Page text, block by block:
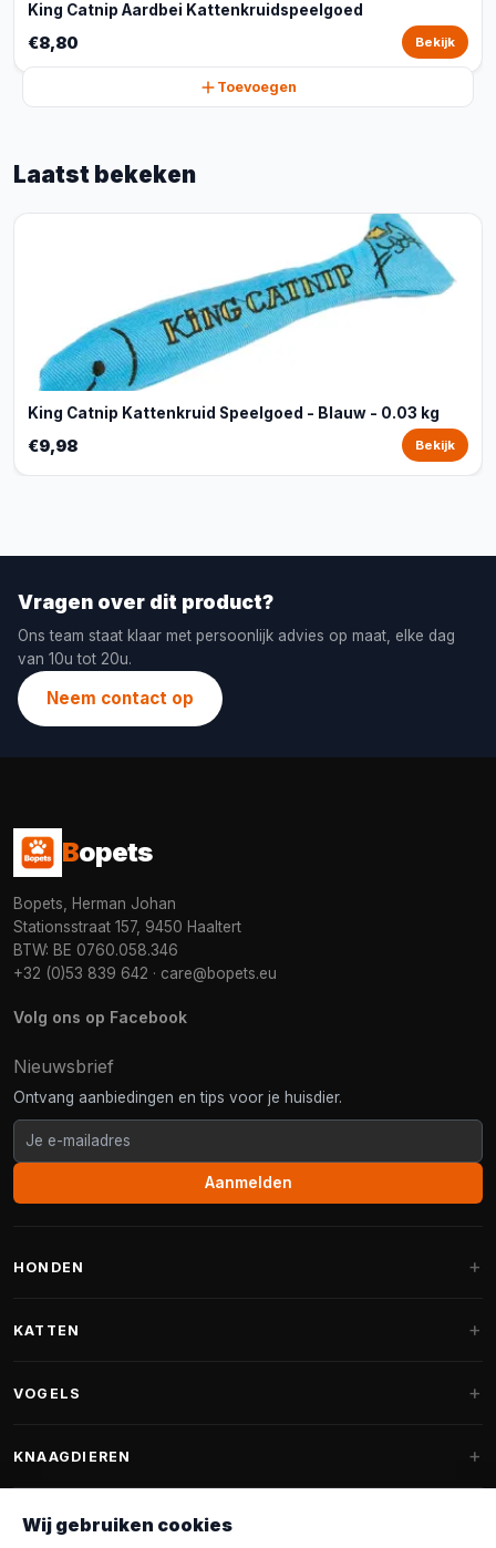
King Catnip Aardbei Kattenkruidspeelgoed
€8,80 Bekijk
Toevoegen
Laatst bekeken
King Catnip Kattenkruid Speelgoed - Blauw - 0.03 kg
€9,98 Bekijk
Vragen over dit product?
Ons team staat klaar met persoonlijk advies op maat, elke dag
van 10u tot 20u.
Neem contact op
Bopets
Bopets, Herman Johan
Stationsstraat 157, 9450 Haaltert
BTW: BE 0760.058.346
+32 (0)53 839 642 · care@bopets.eu
Volg ons op Facebook
Nieuwsbrief
Ontvang aanbiedingen en tips voor je huisdier.
Aanmelden
HONDEN
Fantail hondenmanden
Hondenspeelgoed
KATTEN
Krabpalen voor Maine Coon
VOGELS
Vogelvoer binnenvogels
Voederhuisjes
KNAAGDIEREN
Wij gebruiken cookies